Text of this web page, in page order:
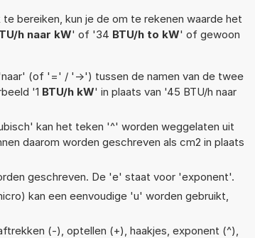
bereiken, kun je de om te rekenen waarde het
h naar kW' of '34 BTU/h to kW' of gewoon
(of '=' / '->') tussen de namen van de twee
'1 BTU/h kW' in plaats van '45 BTU/h naar
kan het teken '^' worden weggelaten uit
daarom worden geschreven als cm2 in plaats
geschreven. De 'e' staat voor 'exponent'.
kan een eenvoudige 'u' worden gebruikt,
(-), optellen (+), haakjes, exponent (^),